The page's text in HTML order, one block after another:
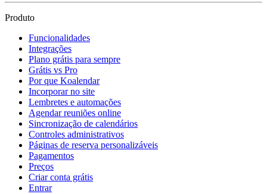
Produto
Funcionalidades
Integrações
Plano grátis para sempre
Grátis vs Pro
Por que Koalendar
Incorporar no site
Lembretes e automações
Agendar reuniões online
Sincronização de calendários
Controles administrativos
Páginas de reserva personalizáveis
Pagamentos
Preços
Criar conta grátis
Entrar